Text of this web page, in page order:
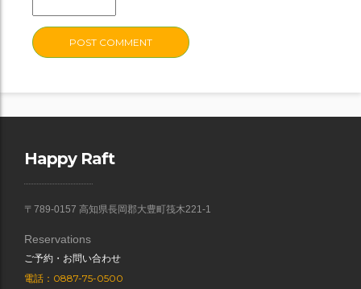
Happy Raft
〒789-0157 高知県長岡郡大豊町筏木221-1
Reservations
ご予約・お問い合わせ
電話：0887-75-0500